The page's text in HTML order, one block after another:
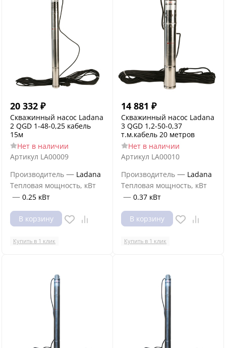
20 332 ₽
Скважинный насос Ladana
2 QGD 1-48-0,25 кабель
15м
Нет в наличии
Артикул LA00009
Производитель — Ladana
Тепловая мощность, кВт
— 0.25 кВт
В корзину
Купить в 1 клик
14 881 ₽
Скважинный насос Ladana
3 QGD 1,2-50-0,37
т.м.кабель 20 метров
Нет в наличии
Артикул LA00010
Производитель — Ladana
Тепловая мощность, кВт
— 0.37 кВт
В корзину
Купить в 1 клик